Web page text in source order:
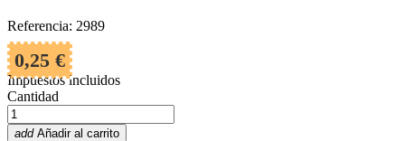
Referencia: 2989
0,25 €
Impuestos incluidos
Cantidad
add Añadir al carrito